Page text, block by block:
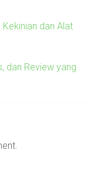
dan Alat
dan Review yang